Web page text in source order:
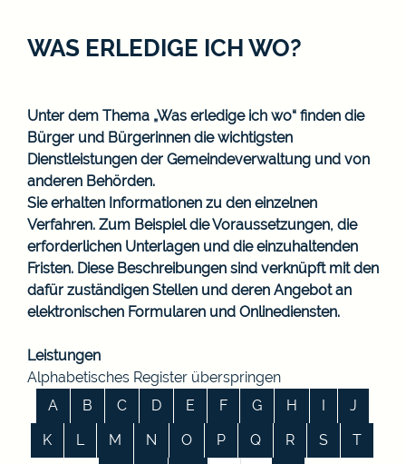
WAS ERLEDIGE ICH WO?
Unter dem Thema „Was erledige ich wo“ finden die
Bürger und Bürgerinnen die wichtigsten
Dienstleistungen der Gemeindeverwaltung und von
anderen Behörden.
Sie erhalten Informationen zu den einzelnen
Verfahren. Zum Beispiel die Voraussetzungen, die
erforderlichen Unterlagen und die einzuhaltenden
Fristen. Diese Beschreibungen sind verknüpft mit den
dafür zuständigen Stellen und deren Angebot an
elektronischen Formularen und Onlinediensten.
Leistungen
Alphabetisches Register überspringen
A
B C D E F G H I
J
K
L M N O P Q R S
T